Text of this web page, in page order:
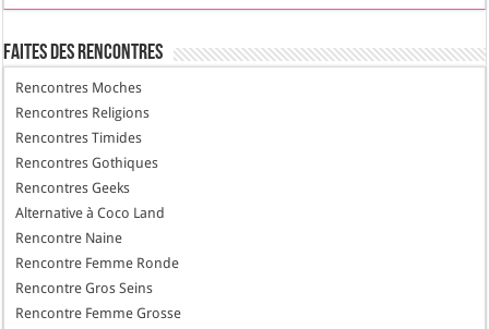
Faites des Rencontres
Rencontres Moches
Rencontres Religions
Rencontres Timides
Rencontres Gothiques
Rencontres Geeks
Alternative à Coco Land
Rencontre Naine
Rencontre Femme Ronde
Rencontre Gros Seins
Rencontre Femme Grosse